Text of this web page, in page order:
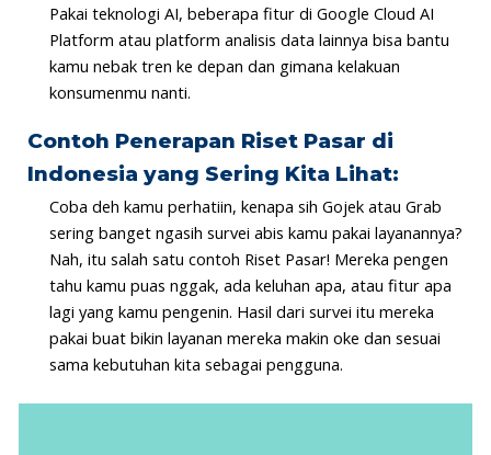
Pakai teknologi AI, beberapa fitur di Google Cloud AI
Platform atau platform analisis data lainnya bisa bantu
kamu nebak tren ke depan dan gimana kelakuan
konsumenmu nanti.
Contoh Penerapan Riset Pasar di
Indonesia yang Sering Kita Lihat:
Coba deh kamu perhatiin, kenapa sih Gojek atau Grab
sering banget ngasih survei abis kamu pakai layanannya?
Nah, itu salah satu contoh Riset Pasar! Mereka pengen
tahu kamu puas nggak, ada keluhan apa, atau fitur apa
lagi yang kamu pengenin. Hasil dari survei itu mereka
pakai buat bikin layanan mereka makin oke dan sesuai
sama kebutuhan kita sebagai pengguna.